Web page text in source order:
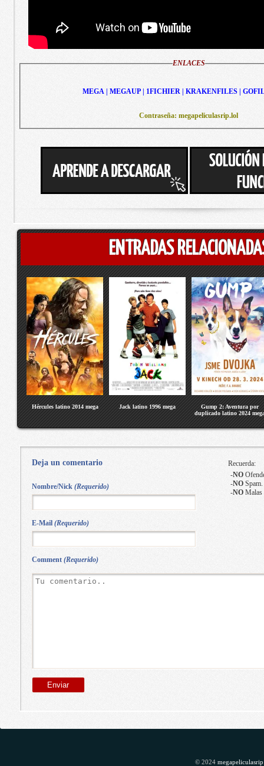
ENLACES
MEGA | MEGAUP | 1FICHIER | KRAKENFILES |
Contraseña: megapeliculasrip.lol
ENTRADAS
Hércules latino 2014 mega Jack latino 1996 mega
Gump 2: Aventura por
duplicado latino 2024
Deja un comentario
Comment (Requerido)
Recuerda:
-NO
-NOSpam.
-NOMalas
Nombre/Nick (Requerido)
E-Mail (Requerido)
© 2024 megapeliculasrip